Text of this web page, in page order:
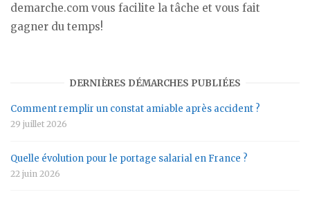
demarche.com vous facilite la tâche et vous fait
gagner du temps!
DERNIÈRES DÉMARCHES PUBLIÉES
Comment remplir un constat amiable après accident ?
29 juillet 2026
Quelle évolution pour le portage salarial en France ?
22 juin 2026